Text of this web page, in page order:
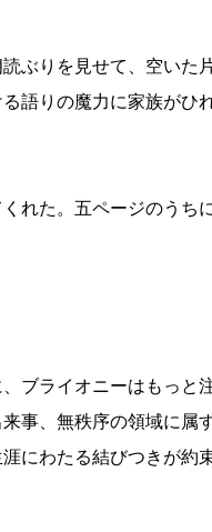
ぶりを見せて、空いた
語りの魔力に家族がひ
れた。五ページのうち
ブライオニーはもっと
事、無秩序の領域に属
にわたる結びつきが約